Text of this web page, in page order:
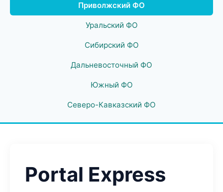
Приволжский ФО
Уральский ФО
Сибирский ФО
Дальневосточный ФО
Южный ФО
Северо-Кавказский ФО
Portal Express